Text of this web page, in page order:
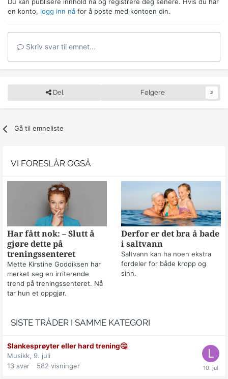
Du kan publisere innhold nå og registrere deg senere. Hvis du har
en konto, logg inn nå for å poste med kontoen din.
Skriv svar til emnet...
Del Følgere 2
Gå til emneliste
VI FORESLÅR OGSÅ
Har fått nok: – Slutt å
gjøre dette på
treningssenteret
Mette Kirstine Goddiksen har
merket seg en irriterende
trend på treningssenteret. Nå
tar hun et oppgjør.
Derfor er det bra å bade
i saltvann
Saltvann kan ha noen ekstra
fordeler for både kropp og
sinn.
SISTE TRÅDER I SAMME KATEGORI
Slankesprøyter eller hard trening🤔
Musikk, 9. juli
13 svar 582 visninger